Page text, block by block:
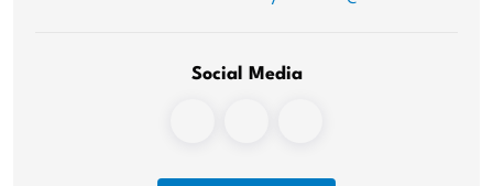
Social Media